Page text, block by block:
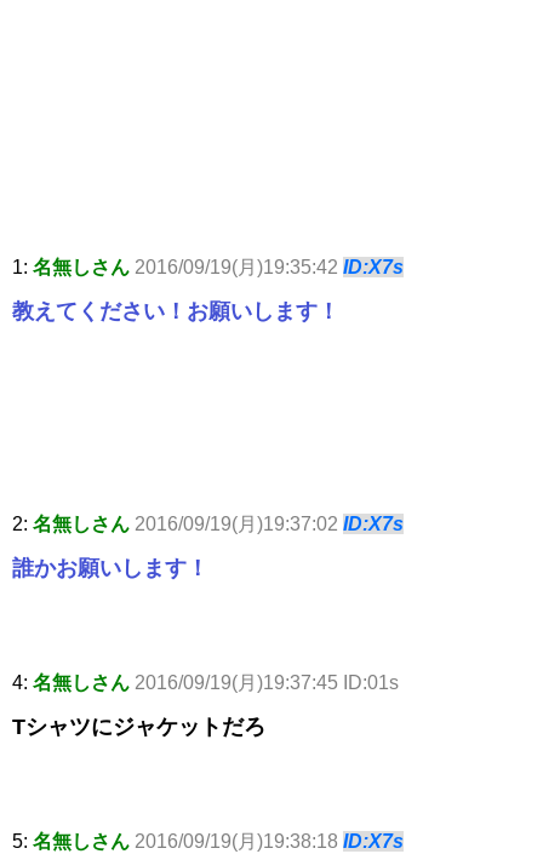
1: 名無しさん 2016/09/19(月)19:35:42 ID:X7s
教えてください！お願いします！
2: 名無しさん 2016/09/19(月)19:37:02 ID:X7s
誰かお願いします！
4: 名無しさん 2016/09/19(月)19:37:45 ID:01s
Tシャツにジャケットだろ
5: 名無しさん 2016/09/19(月)19:38:18 ID:X7s